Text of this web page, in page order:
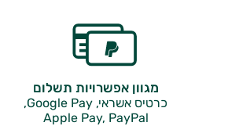
מגוון אפשרויות תשלום
כרטיס אשראי, Google Pay,
Apple Pay, PayPal